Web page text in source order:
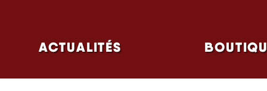
ACTUALITÉS